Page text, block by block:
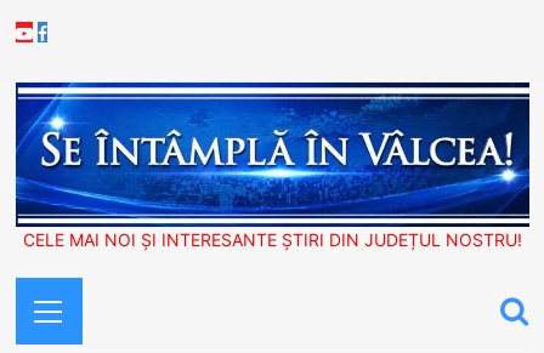
to
Youtube
Facebook
CELE MAI NOI ȘI INTERESANTE ȘTIRI DIN JUDEȚUL NOSTRU!
Menu